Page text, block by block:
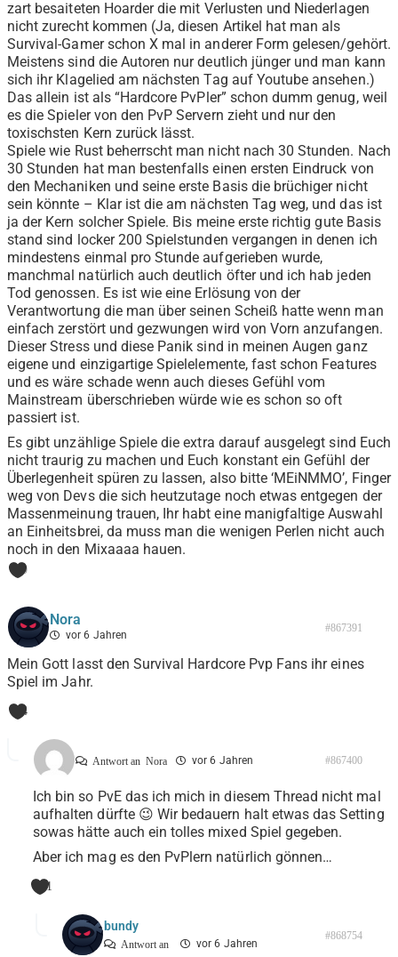
zart besaiteten Hoarder die mit Verlusten und Niederlagen
nicht zurecht kommen (Ja, diesen Artikel hat man als
Survival-Gamer schon X mal in anderer Form gelesen/gehört.
Meistens sind die Autoren nur deutlich jünger und man kann
sich ihr Klagelied am nächsten Tag auf Youtube ansehen.)
Das allein ist als “Hardcore PvPler” schon dumm genug, weil
es die Spieler von den PvP Servern zieht und nur den
toxischsten Kern zurück lässt.
Spiele wie Rust beherrscht man nicht nach 30 Stunden. Nach
30 Stunden hat man bestenfalls einen ersten Eindruck von
den Mechaniken und seine erste Basis die brüchiger nicht
sein könnte – Klar ist die am nächsten Tag weg, und das ist
ja der Kern solcher Spiele. Bis meine erste richtig gute Basis
stand sind locker 200 Spielstunden vergangen in denen ich
mindestens einmal pro Stunde aufgerieben wurde,
manchmal natürlich auch deutlich öfter und ich hab jeden
Tod genossen. Es ist wie eine Erlösung von der
Verantwortung die man über seinen Scheiß hatte wenn man
einfach zerstört und gezwungen wird von Vorn anzufangen.
Dieser Stress und diese Panik sind in meinen Augen ganz
eigene und einzigartige Spielelemente, fast schon Features
und es wäre schade wenn auch dieses Gefühl vom
Mainstream überschrieben würde wie es schon so oft
passiert ist.
Es gibt unzählige Spiele die extra darauf ausgelegt sind Euch
nicht traurig zu machen und Euch konstant ein Gefühl der
Überlegenheit spüren zu lassen, also bitte ‘MEiNMMO’, Finger
weg von Devs die sich heutzutage noch etwas entgegen der
Massenmeinung trauen, Ihr habt eine manigfaltige Auswahl
an Einheitsbrei, da muss man die wenigen Perlen nicht auch
noch in den Mixaaaa hauen.
0
Nora
vor 6 Jahren
#867391
Mein Gott lasst den Survival Hardcore Pvp Fans ihr eines
Spiel im Jahr.
4
Antwort an Nora vor 6 Jahren #867400
Ich bin so PvE das ich mich in diesem Thread nicht mal
aufhalten dürfte 😉 Wir bedauern halt etwas das Setting
sowas hätte auch ein tolles mixed Spiel gegeben.
Aber ich mag es den PvPlern natürlich gönnen…
1
bundy
Antwort an vor 6 Jahren
#868754